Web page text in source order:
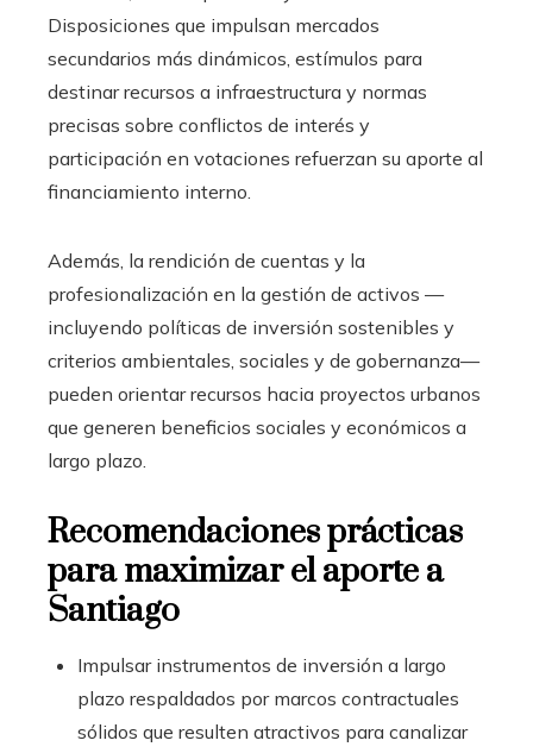
Disposiciones que impulsan mercados
secundarios más dinámicos, estímulos para
destinar recursos a infraestructura y normas
precisas sobre conflictos de interés y
participación en votaciones refuerzan su aporte al
financiamiento interno.
Además, la rendición de cuentas y la
profesionalización en la gestión de activos —
incluyendo políticas de inversión sostenibles y
criterios ambientales, sociales y de gobernanza—
pueden orientar recursos hacia proyectos urbanos
que generen beneficios sociales y económicos a
largo plazo.
Recomendaciones prácticas
para maximizar el aporte a
Santiago
Impulsar instrumentos de inversión a largo
plazo respaldados por marcos contractuales
sólidos que resulten atractivos para canalizar